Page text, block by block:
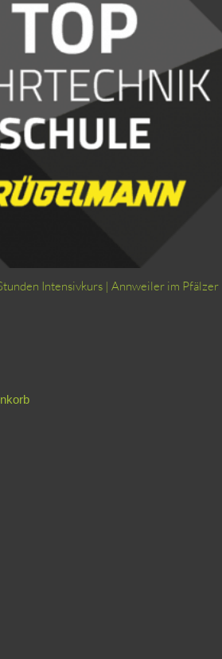
Intensivkurs | Annweiler im Pfälzer